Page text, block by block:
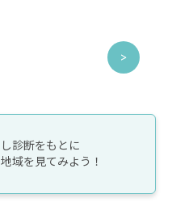
診断をもとに
域を見てみよう！